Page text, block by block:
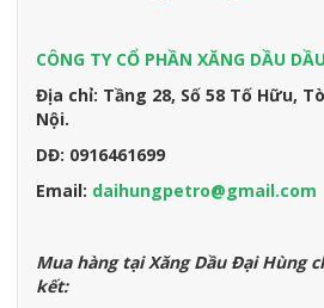
CÔNG TY CỔ PHẦN XĂNG DẦU
Địa chỉ: Tầng 28, Số 58 Tố Hữu,
Nội.
DĐ: 0916461699
Email: daihungpetro@gmail.com
Mua hàng tại Xăng Dầu Đại Hùng
kết: